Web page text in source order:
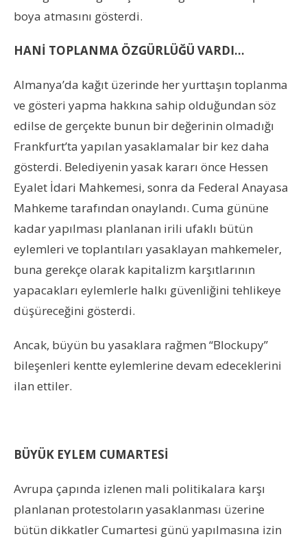
boya atmasını gösterdi.
HANİ TOPLANMA ÖZGÜRLÜĞÜ VARDI…
Almanya’da kağıt üzerinde her yurttaşın toplanma
ve gösteri yapma hakkına sahip olduğundan söz
edilse de gerçekte bunun bir değerinin olmadığı
Frankfurt’ta yapılan yasaklamalar bir kez daha
gösterdi. Belediyenin yasak kararı önce Hessen
Eyalet İdari Mahkemesi, sonra da Federal Anayasa
Mahkeme tarafından onaylandı. Cuma gününe
kadar yapılması planlanan irili ufaklı bütün
eylemleri ve toplantıları yasaklayan mahkemeler,
buna gerekçe olarak kapitalizm karşıtlarının
yapacakları eylemlerle halkı güvenliğini tehlikeye
düşüreceğini gösterdi.
Ancak, büyün bu yasaklara rağmen “Blockupy”
bileşenleri kentte eylemlerine devam edeceklerini
ilan ettiler.
BÜYÜK EYLEM CUMARTESİ
Avrupa çapında izlenen mali politikalara karşı
planlanan protestoların yasaklanması üzerine
bütün dikkatler Cumartesi günü yapılmasına izin